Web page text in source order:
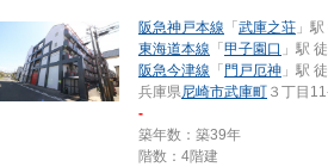
阪急神戸本線 「 武庫之荘 」
東海道本線 「 甲子園口 」駅
阪急今津線 「 門戸厄神 」駅
兵庫県尼崎市武庫町 ３丁目
-
築年数：築39年
階数：4階建